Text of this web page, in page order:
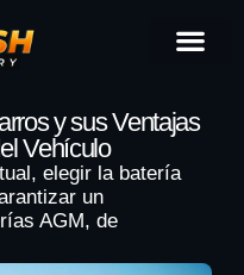
y sus Ventajas
Vehículo
elegir la batería
un
AGM, de